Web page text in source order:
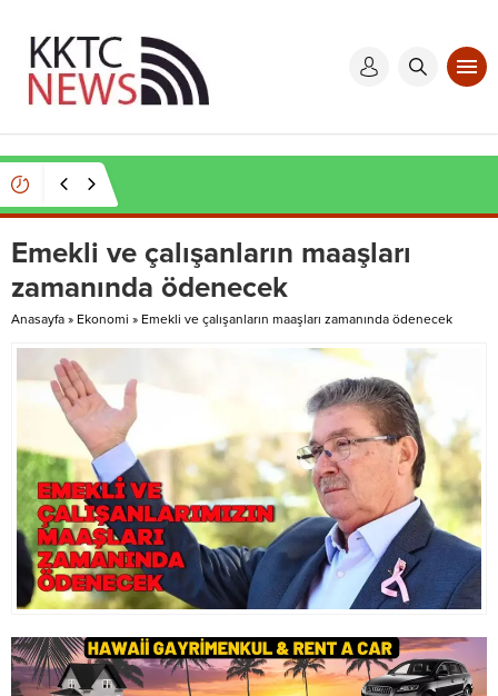
Emekli ve çalışanların maaşları
zamanında ödenecek
Anasayfa » Ekonomi » Emekli ve çalışanların maaşları zamanında ödenecek